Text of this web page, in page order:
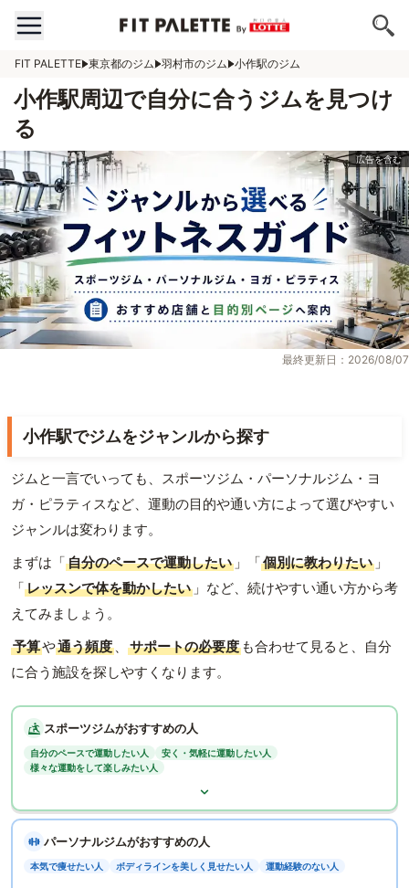
FIT PALETTE 東京都のジム 羽村市のジム 小作駅のジム
小作駅周辺で自分に合うジムを見つけ
る
最終更新日：2026/08/07
小作駅でジムをジャンルから探す
ジムと一言でいっても、スポーツジム・パーソナルジム・ヨ
ガ・ピラティスなど、運動の目的や通い方によって選びやすい
ジャンルは変わります。
まずは「自分のペースで運動したい 」「個別に教わりたい 」
「レッスンで体を動かしたい 」など、続けやすい通い方から考
えてみましょう。
予算や通う頻度 、 サポートの必要度 も合わせて見ると、自分
に合う施設を探しやすくなります。
スポーツジムがおすすめの人
自分のペースで運動したい人
安く・気軽に運動したい人
様々な運動をして楽しみたい人
パーソナルジムがおすすめの人
本気で痩せたい人 ボディラインを美しく見せたい人 運動経験のない人